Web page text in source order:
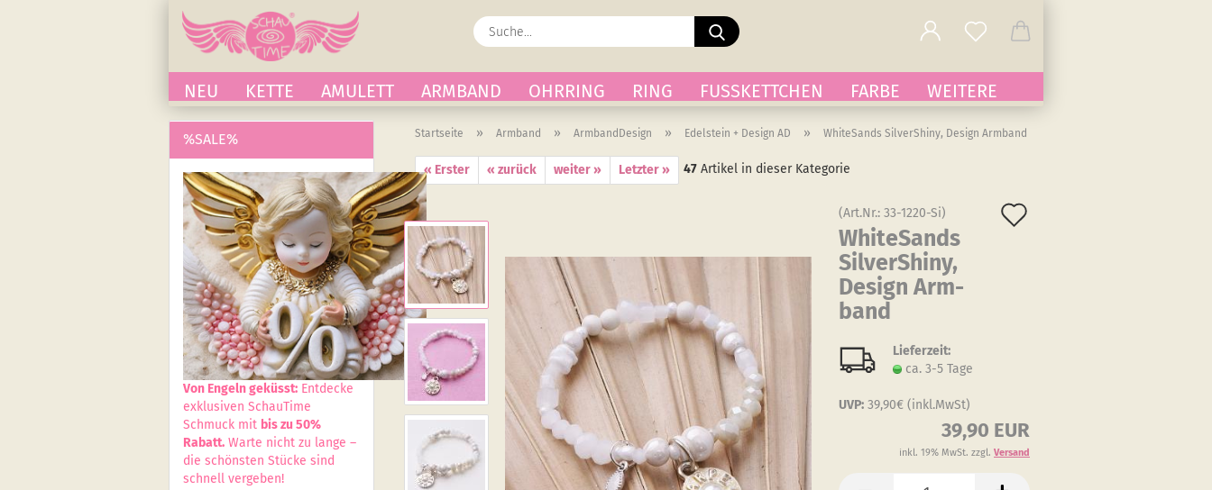
Suche...
NEU KETTE AMULETT ARMBAND OHRRING RING FUSSKETTCHEN FARBE WEITERE
Startseite » Armband » ArmbandDesign » Edelstein + Design AD » WhiteSands SilverShiny, Design Armband
« Erster « zurück weiter » Letzter » 47Artikel in dieser Kategorie
(Art.Nr.: 33-1220-Si)
White­Sands
Sil­verS­hiny,
De­sign Arm­
band
Lieferzeit:
ca. 3-5 Tage
UVP: 39,90€ (inkl.MwSt)
39,90 EUR
inkl. 19% MwSt. zzgl. Versand
%SALE%
Von Engeln geküsst: Entdecke
exklusiven SchauTime
Schmuck mit bis zu 50%
Rabatt. Warte nicht zu lange –
die schönsten Stücke sind
schnell vergeben!